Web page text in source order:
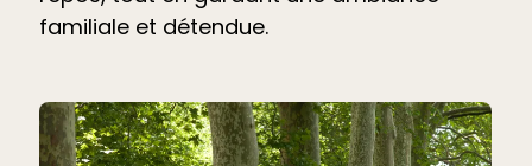
familiale et détendue.